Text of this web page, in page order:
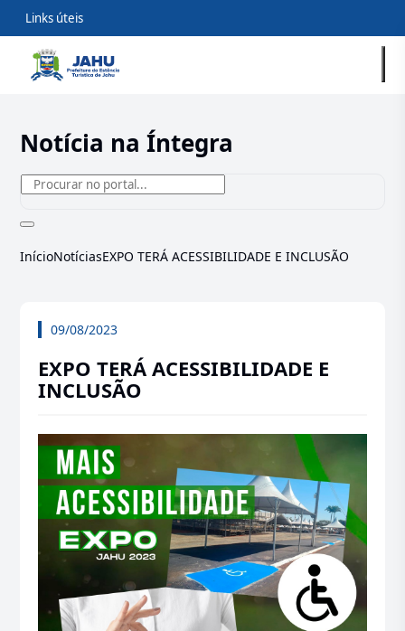
Links úteis
Notícia na Íntegra
InícioNotíciasEXPO TERÁ ACESSIBILIDADE E INCLUSÃO
09/08/2023
EXPO TERÁ ACESSIBILIDADE E
INCLUSÃO